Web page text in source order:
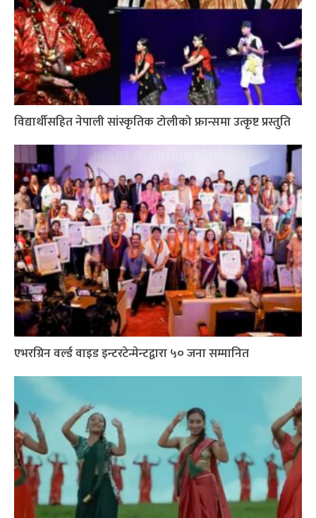
विद्यार्थीसहित नेपाली सांस्कृतिक टोलीको फ्रान्समा उत्कृष्ट प्रस्तुति
एभरग्रिन वर्ल्ड वाइड इन्टरटेन्मेन्टद्वारा ५० जना सम्मानित